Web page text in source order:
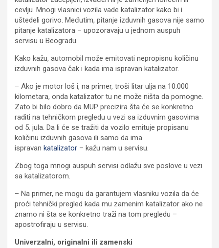
cevlju. Mnogi vlasnici vozila vade katalizator kako bi i
uštedeli gorivo. Međutim, pitanje izduvnih gasova nije samo
pitanje katalizatora – upozoravaju u jednom auspuh
servisu u Beogradu.
Kako kažu, automobil može emitovati nepropisnu količinu
izduvnih gasova čak i kada ima ispravan katalizator.
– Ako je motor loš i, na primer, troši litar ulja na 10.000
kilometara, onda katalizator tu ne može ništa da pomogne.
Zato bi bilo dobro da MUP precizira šta će se konkretno
raditi na tehničkom pregledu u vezi sa izduvnim gasovima
od 5. jula. Da li će se tražiti da vozilo emituje propisanu
količinu izduvnih gasova ili samo da ima
ispravan katalizator – kažu nam u servisu.
Zbog toga mnogi auspuh servisi odlažu sve poslove u vezi
sa katalizatorom.
– Na primer, ne mogu da garantujem vlasniku vozila da će
proći tehnički pregled kada mu zamenim katalizator ako ne
znamo ni šta se konkretno traži na tom pregledu –
apostrofiraju u servisu.
Univerzalni, originalni ili zamenski